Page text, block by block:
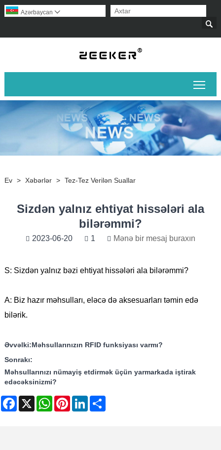

Azərbaycan 
Ev > Xəbərlər > Tez-Tez Verilən Suallar
Sizdən yalnız ehtiyat hissələri ala
bilərəmmi?
2023-06-20 1 Mənə bir mesaj buraxın
S: Sizdən yalnız bəzi ehtiyat hissələri ala bilərəmmi?
A: Biz hazır məhsulları, eləcə də aksesuarları təmin edə
bilərik.
Əvvəlki:Məhsullarınızın RFID funksiyası varmı?
Sonrakı:
Məhsullarınızı nümayiş etdirmək üçün yarmarkada iştirak
edəcəksinizmi?
Facebook
X WhatsAppPinterestLinkedIn